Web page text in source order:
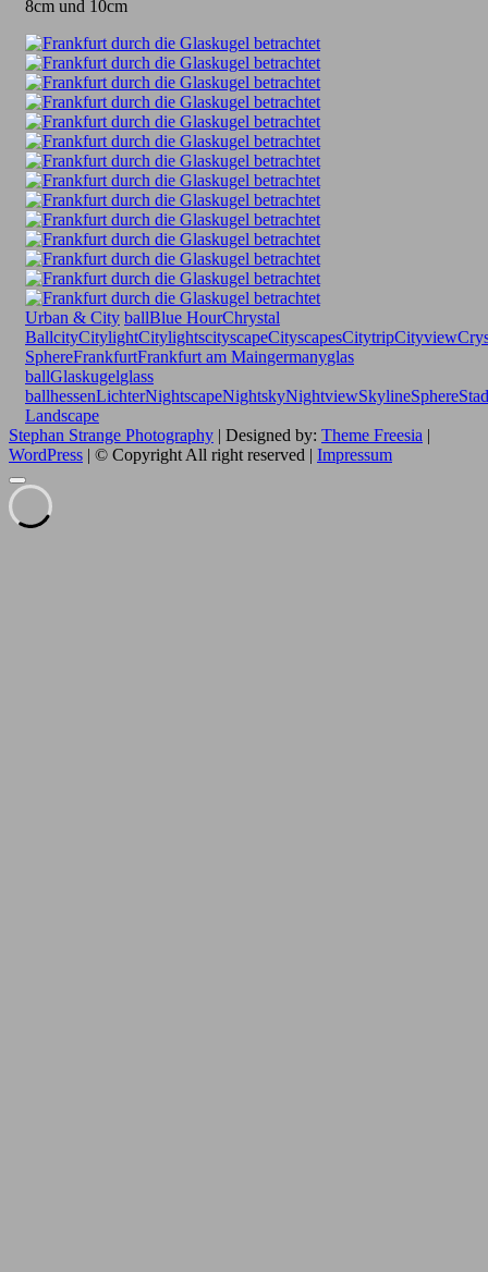
8cm und 10cm
Urban & City ballBlue HourChrystal
BallcityCitylightCitylightscityscapeCityscapesCitytripCityview
SphereFrankfurtFrankfurt am Maingermanyglas
ballGlaskugelglass
ballhessenLichterNightscapeNightskyNightviewSkylineSphere
Landscape
Stephan Strange Photography | Designed by: Theme Freesia |
WordPress | © Copyright All right reserved | Impressum